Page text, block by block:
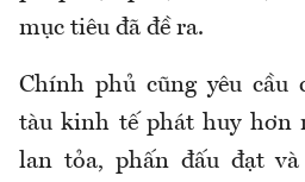
mục tiêu đã đề ra.
Chính phủ cũng yêu cầu
tàu kinh tế phát huy hơn
lan tỏa, phấn đấu đạt